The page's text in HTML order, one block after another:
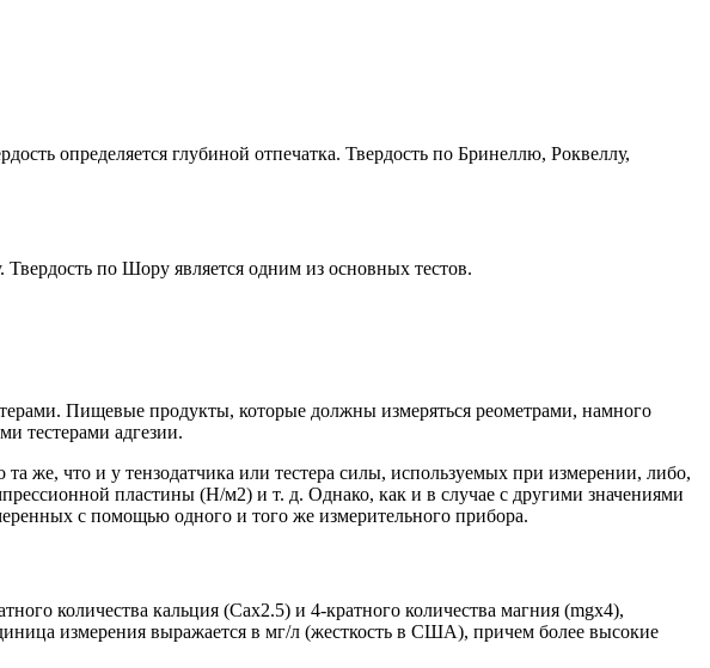
определяется глубиной отпечатка. Твердость по Бринеллю, Роквеллу,
Твердость по Шору является одним из основных тестов.
Пищевые продукты, которые должны измеряться реометрами, намного
тестерами адгезии.
же, что и у тензодатчика или тестера силы, используемых при измерении, либо,
пластины (Н/м2) и т. д. Однако, как и в случае с другими значениями
с помощью одного и того же измерительного прибора.
количества кальция (Cax2.5) и 4-кратного количества магния (mgx4),
измерения выражается в мг/л (жесткость в США), причем более высокие